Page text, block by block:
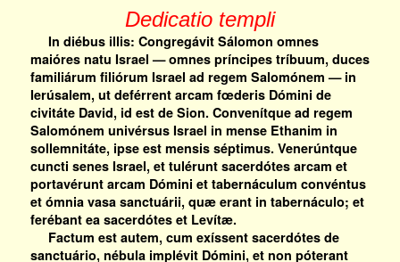
Dedicatio templi
In diébus illis: Congregávit Sálomon omnes
maióres natu Israel — omnes príncipes tríbuum, duces
familiárum filiórum Israel ad regem Salomónem — in
Ierúsalem, ut deférrent arcam fœderis Dómini de
civitáte David, id est de Sion. Convenítque ad regem
Salomónem univérsus Israel in mense Ethanim in
sollemnitáte, ipse est mensis séptimus. Venerúntque
cuncti senes Israel, et tulérunt sacerdótes arcam et
portavérunt arcam Dómini et tabernáculum convéntus
et ómnia vasa sanctuárii, quæ erant in tabernáculo; et
ferébant ea sacerdótes et Levítæ.
Factum est autem, cum exíssent sacerdótes de
sanctuário, nébula implévit Dómini, et non póterant